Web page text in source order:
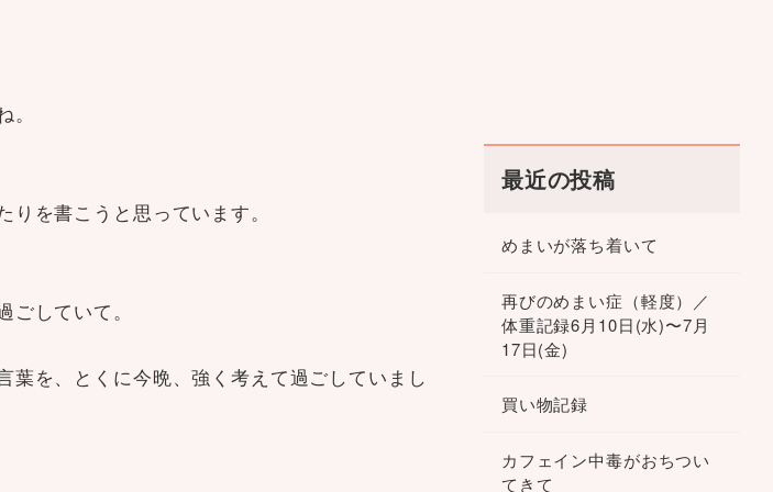
を書こうと思っています。
していて。
を、とくに今晩、強く考えて過ごしていまし
最近の投稿
めまいが落ち着いて
再びのめまい症（軽度）／
体重記録6月10日(水)〜7月
17日(金)
買い物記録
カフェイン中毒がおちつい
てきて